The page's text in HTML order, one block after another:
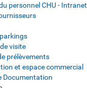
personnel CHU - Intranet
visite
prélèvements
et espace commercial
Documentation